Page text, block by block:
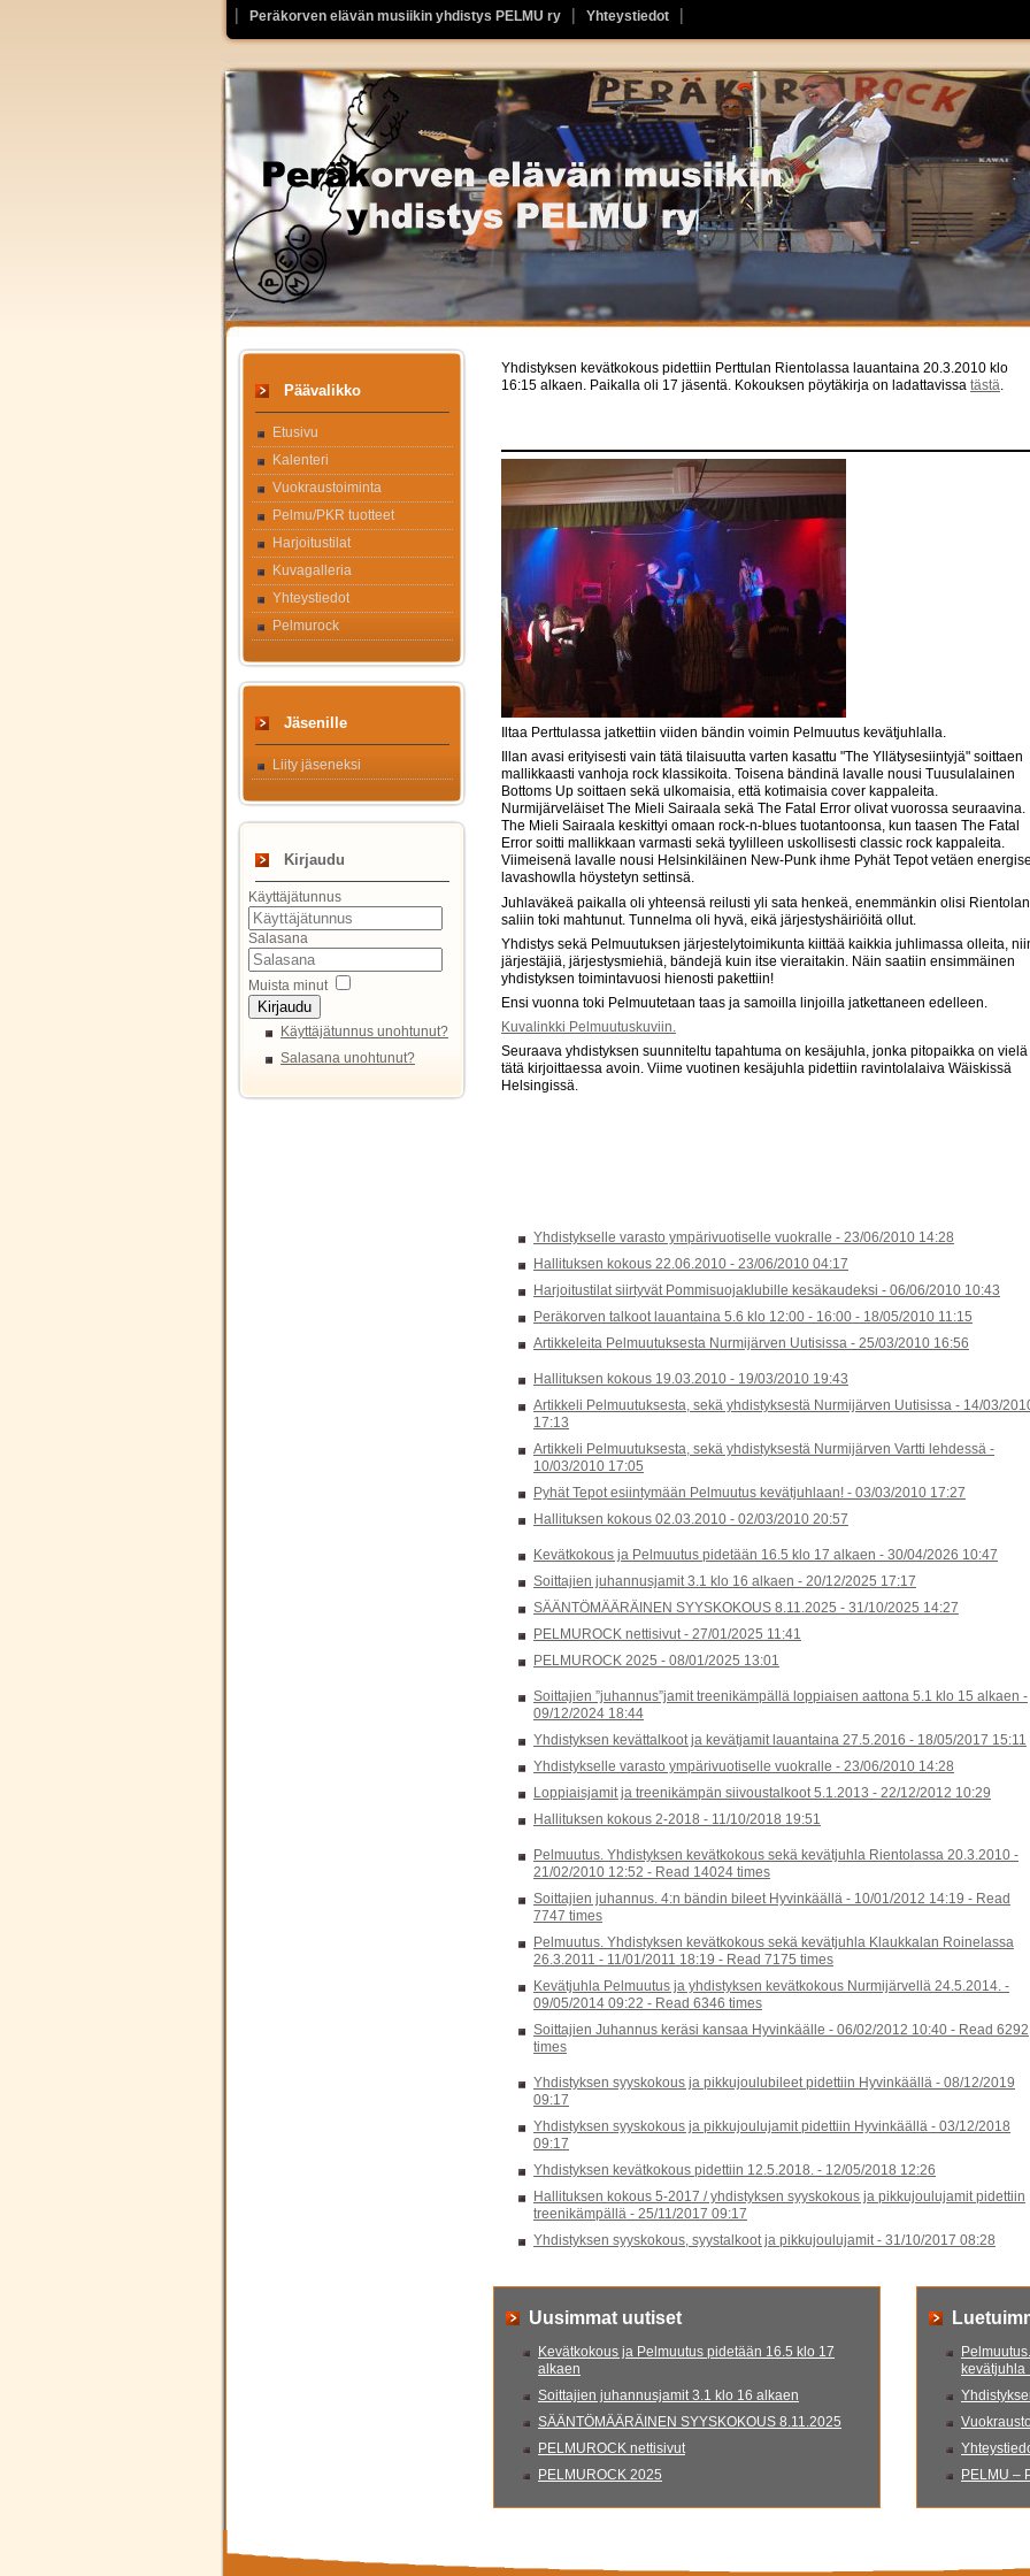
Peräkorven elävän musiikin yhdistys PELMU ry Yhteystiedot
Päävalikko
Etusivu
Kalenteri
Vuokraustoiminta
Pelmu/PKR tuotteet
Harjoitustilat
Kuvagalleria
Yhteystiedot
Pelmurock
Jäsenille
Liity jäseneksi
Kirjaudu
Käyttäjätunnus
Salasana
Muista minut
Kirjaudu
Käyttäjätunnus unohtunut?
Salasana unohtunut?
Yhdistyksen kevätkokous pidettiin Perttulan Rientolassa lauantaina 20.3.2010 klo
16:15 alkaen. Paikalla oli 17 jäsentä. Kokouksen pöytäkirja on ladattavissa tästä.
Iltaa Perttulassa jatkettiin viiden bändin voimin Pelmuutus kevätjuhlalla.
Illan avasi erityisesti vain tätä tilaisuutta varten kasattu "The Yllätysesiintyjä" soittaen
mallikkaasti vanhoja rock klassikoita. Toisena bändinä lavalle nousi Tuusulalainen
Bottoms Up soittaen sekä ulkomaisia, että kotimaisia cover kappaleita.
Nurmijärveläiset The Mieli Sairaala sekä The Fatal Error olivat vuorossa seuraavina.
The Mieli Sairaala keskittyi omaan rock-n-blues tuotantoonsa, kun taasen The Fatal
Error soitti mallikkaan varmasti sekä tyylilleen uskollisesti classic rock kappaleita.
Viimeisenä lavalle nousi Helsinkiläinen New-Punk ihme Pyhät Tepot vetäen
lavashowlla höystetyn settinsä.
Juhlaväkeä paikalla oli yhteensä reilusti yli sata henkeä, enemmänkin olisi Rientolan
saliin toki mahtunut. Tunnelma oli hyvä, eikä järjestyshäiriöitä ollut.
Yhdistys sekä Pelmuutuksen järjestelytoimikunta kiittää kaikkia juhlimassa olleita,
järjestäjiä, järjestysmiehiä, bändejä kuin itse vieraitakin. Näin saatiin ensimmäinen
yhdistyksen toimintavuosi hienosti pakettiin!
Ensi vuonna toki Pelmuutetaan taas ja samoilla linjoilla jatkettaneen edelleen.
Kuvalinkki Pelmuutuskuviin.
Seuraava yhdistyksen suunniteltu tapahtuma on kesäjuhla, jonka pitopaikka on vielä
tätä kirjoittaessa avoin. Viime vuotinen kesäjuhla pidettiin ravintolalaiva Wäiskissä
Helsingissä.
Yhdistykselle varasto ympärivuotiselle vuokralle - 23/06/2010 14:28
Hallituksen kokous 22.06.2010 - 23/06/2010 04:17
Harjoitustilat siirtyvät Pommisuojaklubille kesäkaudeksi - 06/06/2010 10:43
Peräkorven talkoot lauantaina 5.6 klo 12:00 - 16:00 - 18/05/2010 11:15
Artikkeleita Pelmuutuksesta Nurmijärven Uutisissa - 25/03/2010 16:56
Hallituksen kokous 19.03.2010 - 19/03/2010 19:43
Artikkeli Pelmuutuksesta, sekä yhdistyksestä Nurmijärven Uutisissa - 14/03/
17:13
Artikkeli Pelmuutuksesta, sekä yhdistyksestä Nurmijärven Vartti lehdessä -
10/03/2010 17:05
Pyhät Tepot esiintymään Pelmuutus kevätjuhlaan! - 03/03/2010 17:27
Hallituksen kokous 02.03.2010 - 02/03/2010 20:57
Kevätkokous ja Pelmuutus pidetään 16.5 klo 17 alkaen - 30/04/2026 10:47
Soittajien juhannusjamit 3.1 klo 16 alkaen - 20/12/2025 17:17
SÄÄNTÖMÄÄRÄINEN SYYSKOKOUS 8.11.2025 - 31/10/2025 14:27
PELMUROCK nettisivut - 27/01/2025 11:41
PELMUROCK 2025 - 08/01/2025 13:01
Soittajien ”juhannus”jamit treenikämpällä loppiaisen aattona 5.1 klo 15 alkaen -
09/12/2024 18:44
Yhdistyksen kevättalkoot ja kevätjamit lauantaina 27.5.2016 - 18/05/2017 15:11
Yhdistykselle varasto ympärivuotiselle vuokralle - 23/06/2010 14:28
Loppiaisjamit ja treenikämpän siivoustalkoot 5.1.2013 - 22/12/2012 10:29
Hallituksen kokous 2-2018 - 11/10/2018 19:51
Pelmuutus. Yhdistyksen kevätkokous sekä kevätjuhla Rientolassa 20.3.2010 -
21/02/2010 12:52 - Read 14024 times
Soittajien juhannus. 4:n bändin bileet Hyvinkäällä - 10/01/2012 14:19 - Read
7747 times
Pelmuutus. Yhdistyksen kevätkokous sekä kevätjuhla Klaukkalan Roinelassa
26.3.2011 - 11/01/2011 18:19 - Read 7175 times
Kevätjuhla Pelmuutus ja yhdistyksen kevätkokous Nurmijärvellä 24.5.2014. -
09/05/2014 09:22 - Read 6346 times
Soittajien Juhannus keräsi kansaa Hyvinkäälle - 06/02/2012 10:40 - Read 6292
times
Yhdistyksen syyskokous ja pikkujoulubileet pidettiin Hyvinkäällä - 08/12/2019
09:17
Yhdistyksen syyskokous ja pikkujoulujamit pidettiin Hyvinkäällä - 03/12/2018
09:17
Yhdistyksen kevätkokous pidettiin 12.5.2018. - 12/05/2018 12:26
Hallituksen kokous 5-2017 / yhdistyksen syyskokous ja pikkujoulujamit pidettiin
treenikämpällä - 25/11/2017 09:17
Yhdistyksen syyskokous, syystalkoot ja pikkujoulujamit - 31/10/2017 08:28
Uusimmat uutiset
Kevätkokous ja Pelmuutus pidetään 16.5 klo 17
alkaen
Soittajien juhannusjamit 3.1 klo 16 alkaen
SÄÄNTÖMÄÄRÄINEN SYYSKOKOUS 8.11.2025
PELMUROCK nettisivut
PELMUROCK 2025
PELMU –